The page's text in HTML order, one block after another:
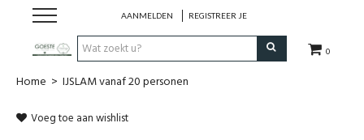
0
AANMELDEN REGISTREER JE
HOME
Home > IJSLAM vanaf 20 personen
Voeg toe aan wishlist